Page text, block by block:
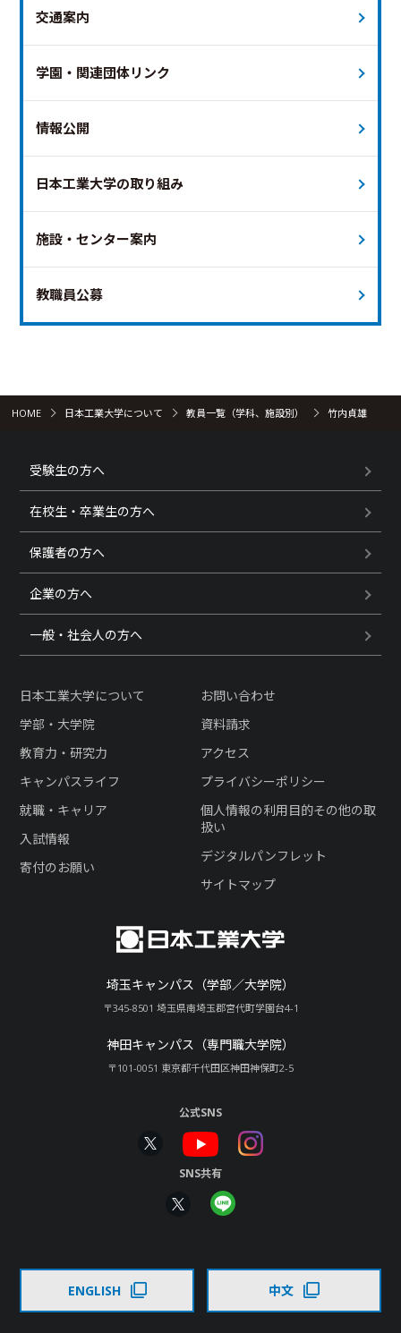
交通案内
学園・関連団体リンク
情報公開
日本工業大学の取り組み
施設・センター案内
教職員公募
HOME 日本工業大学について 教員一覧（学科、施設別） 竹内貞雄
受験生の方へ
在校生・卒業生の方へ
保護者の方へ
企業の方へ
一般・社会人の方へ
埼玉キャンパス（学部／大学院）
〒345-8501 埼玉県南埼玉郡宮代町学園台4-1
神田キャンパス（専門職大学院）
〒101-0051 東京都千代田区神田神保町2-5
日本工業大学について
学部・大学院
教育力・研究力
キャンパスライフ
就職・キャリア
入試情報
寄付のお願い
お問い合わせ
資料請求
アクセス
プライバシーポリシー
個人情報の利用目的その他の取
扱い
デジタルパンフレット
サイトマップ
公式SNS
SNS共有
ENGLISH 中文